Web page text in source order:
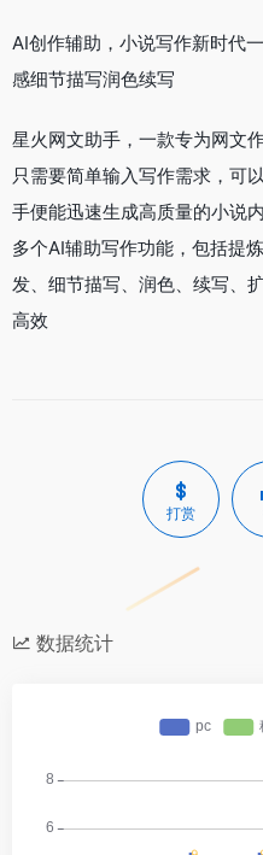
AI创作辅助，小说写作新时代
感细节描写润色续写
星火网文助手，一款专为网文
只需要简单输入写作需求，可
手便能迅速生成高质量的小说
多个AI辅助写作功能，包括提
发、细节描写、润色、续写、
高效
打赏
数据统计